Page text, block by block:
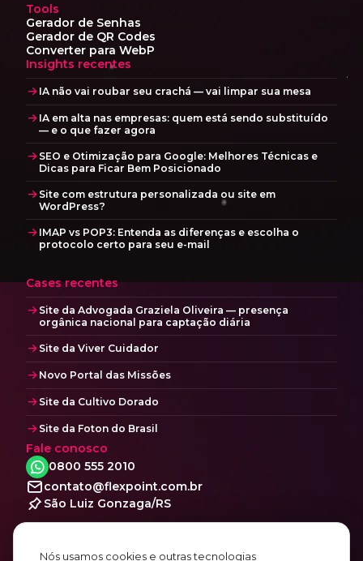
Tools
Gerador de Senhas
Gerador de QR Codes
Converter para WebP
Insights recentes
IA não vai roubar seu crachá — vai limpar sua mesa
IA em alta nas empresas: quem está sendo substituído
— e o que fazer agora
SEO e Otimização para Google: Melhores Técnicas e
Dicas para Ficar Bem Posicionado
Site com estrutura personalizada ou site em
WordPress?
IMAP vs POP3: Entenda as diferenças e escolha o
protocolo certo para seu e-mail
Cases recentes
Site da Advogada Graziela Oliveira — presença
orgânica nacional para captação diária
Site da Viver Cuidador
Novo Portal das Missões
Site da Cultivo Dorado
Site da Foton do Brasil
Fale conosco
0800 555 2010
contato@flexpoint.com.br
São Luiz Gonzaga/RS
Facebook
Nós usamos cookies e outras tecnologias